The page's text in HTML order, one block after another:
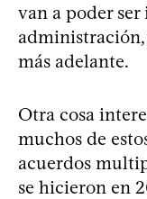
van a poder
administración,
más adelante.
Otra cosa
muchos de
acuerdos
se hicieron en